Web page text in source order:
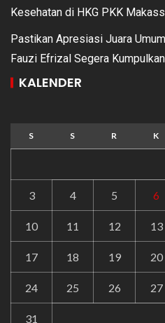
Kesehatan di HKG PKK
Pastikan Apresiasi Juara
Fauzi Efrizal Segera
KALENDER
S S R K
3 4 5 6
10 11 12 13
17 18 19 20
24 25 26 27
31